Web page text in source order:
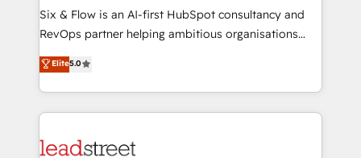
commercialization, real estate, health, education,
SaaS, Software Dev & IT and consulting, make the
the United States, EU, UAE, Mexico and Latin
America. From casual user to super fan: make
Six & Flow is an AI-first HubSpot consultancy and
RevOps partner helping ambitious organisations
grow with clarity, confidence, and intelligence.
Operating across the UK, Netherlands, Ireland, and
Canada, we’ve delivered thousands of successful
HubSpot projects for mid-market and enterprise
combine HubSpot, data, and AI to design connected
Elite5.0